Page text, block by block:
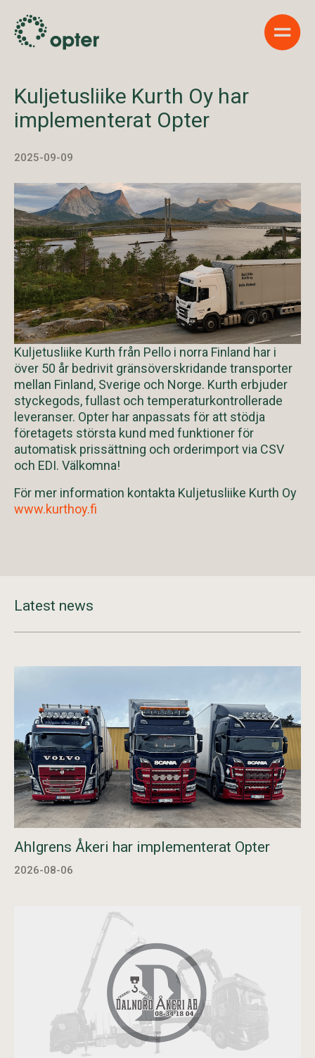
Show
Kuljetusliike Kurth Oy har
implementerat Opter
2025-09-09
Kuljetusliike Kurth från Pello i norra Finland har i
över 50 år bedrivit gränsöverskridande transporter
mellan Finland, Sverige och Norge. Kurth erbjuder
styckegods, fullast och temperaturkontrollerade
leveranser. Opter har anpassats för att stödja
företagets största kund med funktioner för
automatisk prissättning och orderimport via CSV
och EDI. Välkomna!
För mer information kontakta Kuljetusliike Kurth Oy
www.kurthoy.fi
Latest news
Ahlgrens Åkeri har implementerat Opter
2026-08-06